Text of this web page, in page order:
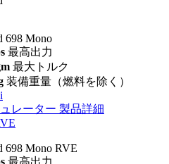
698 Mono
最高出力
最大トルク
装備重量（燃料を除く）
i
レーター 製品詳細
698 Mono RVE
最高出力